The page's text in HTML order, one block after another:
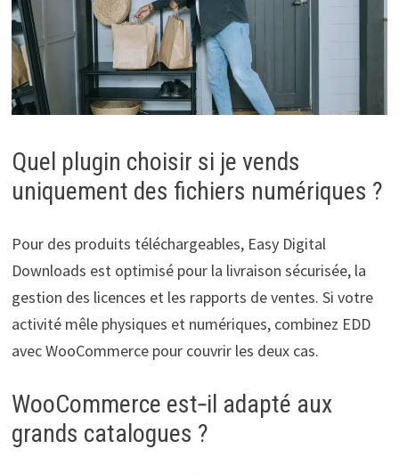
Quel plugin choisir si je vends
uniquement des fichiers numériques ?
Pour des produits téléchargeables, Easy Digital
Downloads est optimisé pour la livraison sécurisée, la
gestion des licences et les rapports de ventes. Si votre
activité mêle physiques et numériques, combinez EDD
avec WooCommerce pour couvrir les deux cas.
WooCommerce est‑il adapté aux
grands catalogues ?